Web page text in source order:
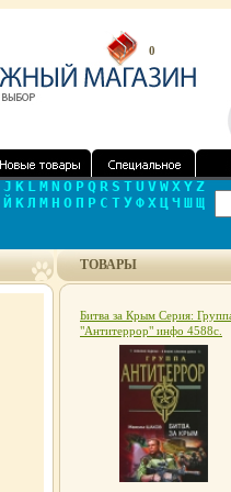
0
J K L M N O P Q R S T U V W X Y Z
Й К Л М Н О П Р С Т У Ф Х Ц Ч Ш Щ
ТОВАРЫ
Битва за Крым Серия:
"Антитеррор" инфо 4588c.